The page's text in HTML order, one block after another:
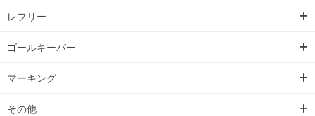
レフリー
ゴールキーパー
マーキング
その他